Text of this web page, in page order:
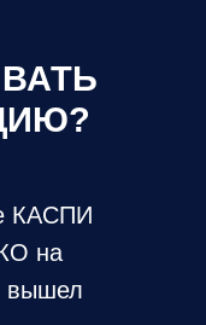
КАСПИ
на
вышел